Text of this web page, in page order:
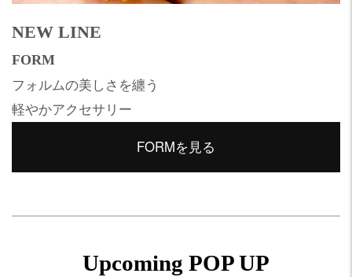
NEW LINE
FORM
フォルムの美しさを纏う
軽やかアクセサリー
FORMを見る
Upcoming POP UP